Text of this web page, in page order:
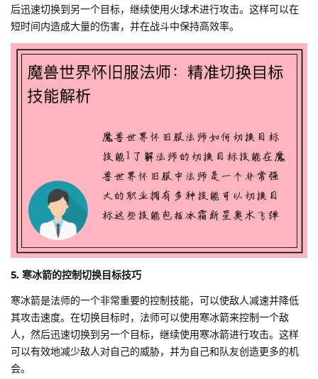
后迅速切换到另一个目标，继续使用火球术进行攻击。这样可以在
短时间内造成大量的伤害，并在战斗中保持高效率。
5. 寒冰箭的控制切换目标技巧
寒冰箭是法师的一个非常重要的控制技能，可以使敌人减速并降低
其攻击速度。在切换目标时，法师可以使用寒冰箭来控制一个敌
人，然后迅速切换到另一个目标，继续使用寒冰箭进行攻击。这样
可以有效地减少敌人对自己的威胁，并为自己和队友创造更多的机
会。